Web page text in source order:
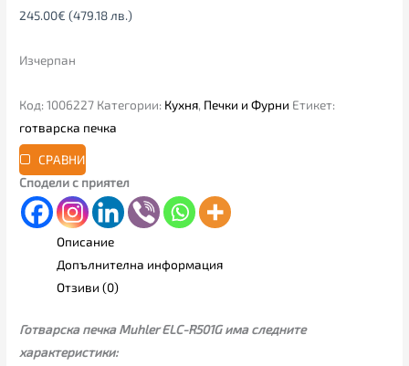
245.00€ (479.18 лв.)
Изчерпан
Код:1006227 Категории: Кухня, Печки и Фурни Етикет:
готварска печка
СРАВНИ
Сподели с приятел
Описание
Допълнителна информация
Отзиви (0)
Готварска печка Muhler ELC-R501G има следните
характеристики: